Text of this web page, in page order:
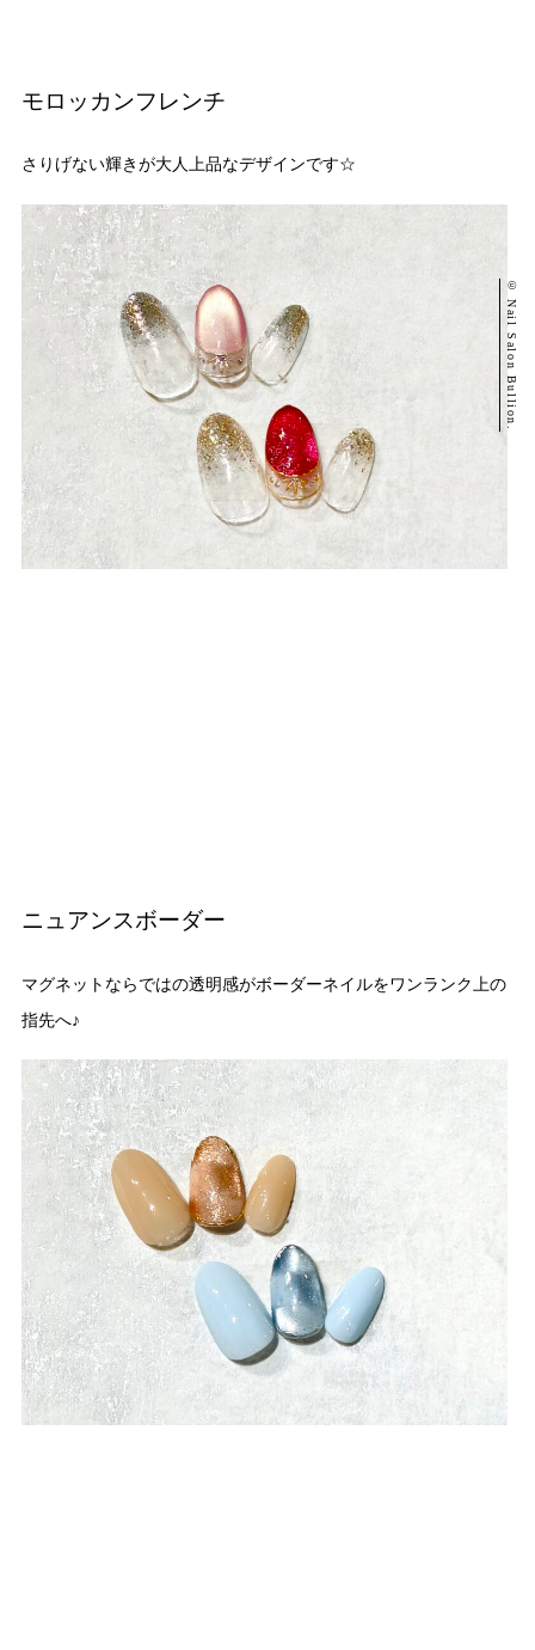
モロッカンフレンチ
さりげない輝きが大人上品なデザインです☆
ニュアンスボーダー
マグネットならではの透明感がボーダーネイルをワンランク上の
指先へ♪
© Nail Salon Bullion.